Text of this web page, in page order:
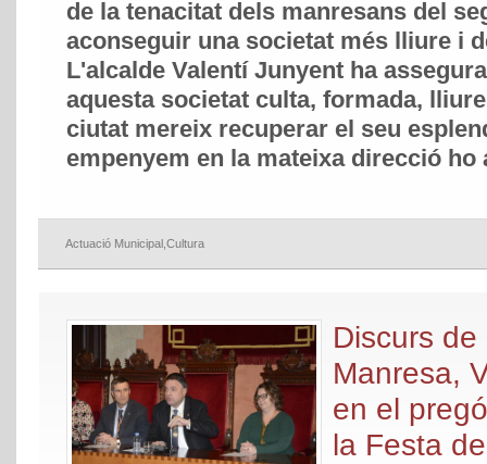
de la tenacitat dels manresans del
aconseguir una societat més lliure i
L'alcalde Valentí Junyent ha
aquesta societat culta, formada,
ciutat mereix recuperar el seu
empenyem en la mateixa direcció
Actuació Municipal Cultura
Discurs
Manresa,
en el
la Festa